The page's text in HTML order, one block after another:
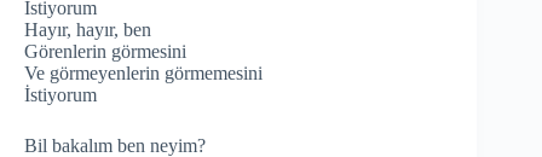
İstiyorum
Hayır, hayır, ben
Görenlerin görmesini
Ve görmeyenlerin görmemesini
İstiyorum
Bil bakalım ben neyim?